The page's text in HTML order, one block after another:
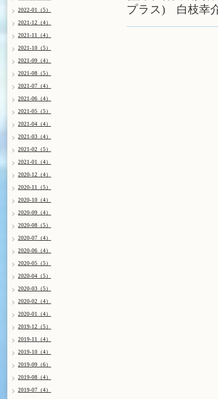
プラス) 白枝幸
2022-01（5）
2021-12（4）
2021-11（4）
2021-10（5）
2021-09（4）
2021-08（5）
2021-07（4）
2021-06（4）
2021-05（5）
2021-04（4）
2021-03（4）
2021-02（5）
2021-01（4）
2020-12（4）
2020-11（5）
2020-10（4）
2020-09（4）
2020-08（5）
2020-07（4）
2020-06（4）
2020-05（5）
2020-04（5）
2020-03（5）
2020-02（4）
2020-01（4）
2019-12（5）
2019-11（4）
2019-10（4）
2019-09（6）
2019-08（4）
2019-07（4）